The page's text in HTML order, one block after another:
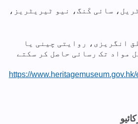
سائی کَنگ، نیو ٹیریٹریز،
انگریزی، روایتی چینی یا
مواد تک رسائی حاصل کر سکتے
https://